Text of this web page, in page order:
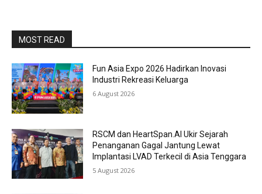
MOST READ
Fun Asia Expo 2026 Hadirkan Inovasi
Industri Rekreasi Keluarga
6 August 2026
RSCM dan HeartSpan.AI Ukir Sejarah
Penanganan Gagal Jantung Lewat
Implantasi LVAD Terkecil di Asia Tenggara
5 August 2026